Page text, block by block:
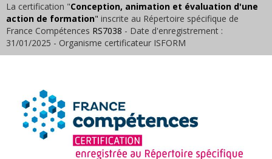
La certification "Conception, animation et évaluation d'une
action de formation" inscrite au Répertoire spécifique de
France Compétences RS7038 - Date d'enregistrement :
31/01/2025 - Organisme certificateur ISFORM